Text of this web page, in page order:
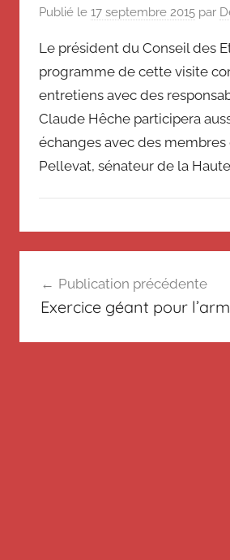
Suisse
Magazine
souvenir
Suisse
Magazine
Messager
Suisse
Publié le 17 septembre 2015 par
Le président du Conseil des
programme de cette visite
entretiens avec des
Claude Hêche participera
échanges avec des membres
Pellevat, sénateur de la
n
c
de
Publication précédente
Exercice géant pour